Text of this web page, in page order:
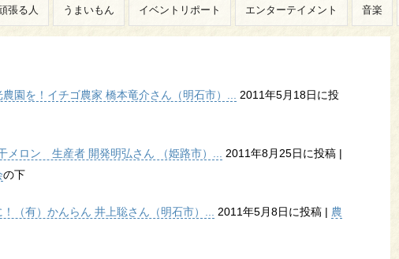
張る人 うまいもん イベントリポート エンターテイメント 音楽
園を！イチゴ農家 橋本竜介さん（明石市）...
2011年5月18日に投
ロン 生産者 開発明弘さん （姫路市）... 2011年8月25日に投稿 |
の下
（有）かんらん 井上聡さん（明石市）... 2011年5月8日に投稿 | 農